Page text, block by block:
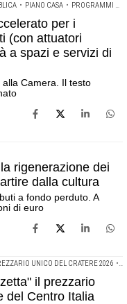
• PIANO CASA • PROGRAMMI DI EDILIZIA INTEGRATA
per i
(con attuatori
a spazi e servizi di
Camera. Il testo
rigenerazione dei
dalla cultura
a fondo perduto. A
di euro
UNICO DEL CRATERE 2026 •
il prezzario
del Centro Italia